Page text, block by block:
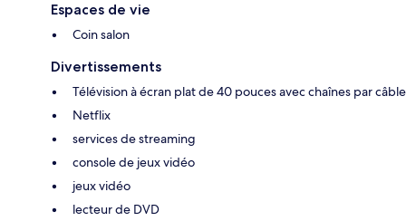
Espaces de vie
Coin salon
Divertissements
Télévision à écran plat de 40 pouces avec chaînes par câble
Netflix
services de streaming
console de jeux vidéo
jeux vidéo
lecteur de DVD